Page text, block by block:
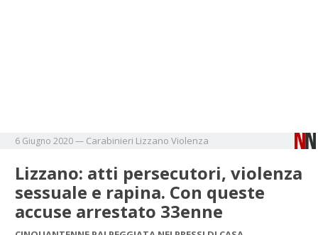
6 Giugno 2020— Carabinieri Lizzano Violenza
Lizzano: atti persecutori, violenza
sessuale e rapina. Con queste
accuse arrestato 33enne